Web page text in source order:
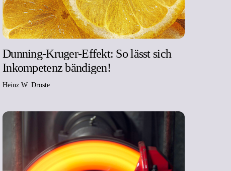
Dunning-Kruger-Effekt: So lässt sich
Inkompetenz bändigen!
Heinz W. Droste